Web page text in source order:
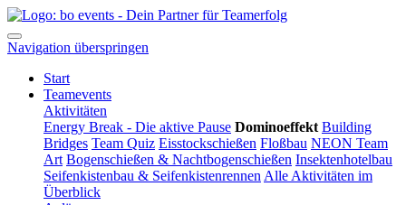
Navigation überspringen
Start
Teamevents
Aktivitäten
Energy Break - Die aktive Pause Dominoeffekt Building
Bridges Team Quiz Eisstockschießen Floßbau NEON Team
Art Bogenschießen & Nachtbogenschießen Insektenhotelbau
Seifenkistenbau & Seifenkistenrennen Alle Aktivitäten im
Überblick